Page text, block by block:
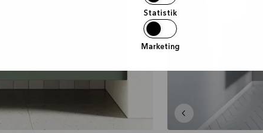
Statistik
Marketing